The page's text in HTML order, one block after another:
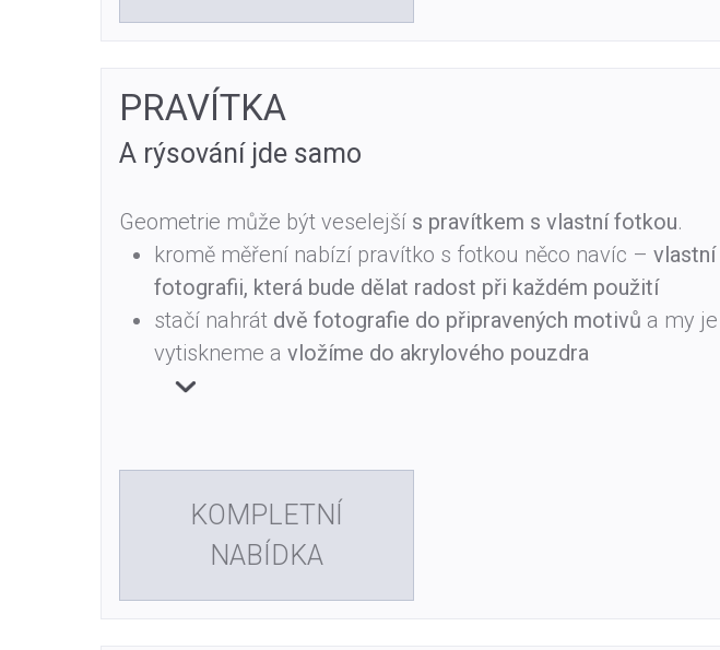
PRAVÍTKA
A rýsování jde samo
Geometrie může být veselejší s pravítkem s vlastní fotkou.
kromě měření nabízí pravítko s fotkou něco navíc – vlastní
fotografii, která bude dělat radost při každém použití
stačí nahrát dvě fotografie do připravených motivů a my je
vytiskneme a vložíme do akrylového pouzdra
KOMPLETNÍ
NABÍDKA